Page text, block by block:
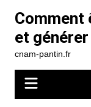
contenu
Comment
et
cnam-pantin.fr